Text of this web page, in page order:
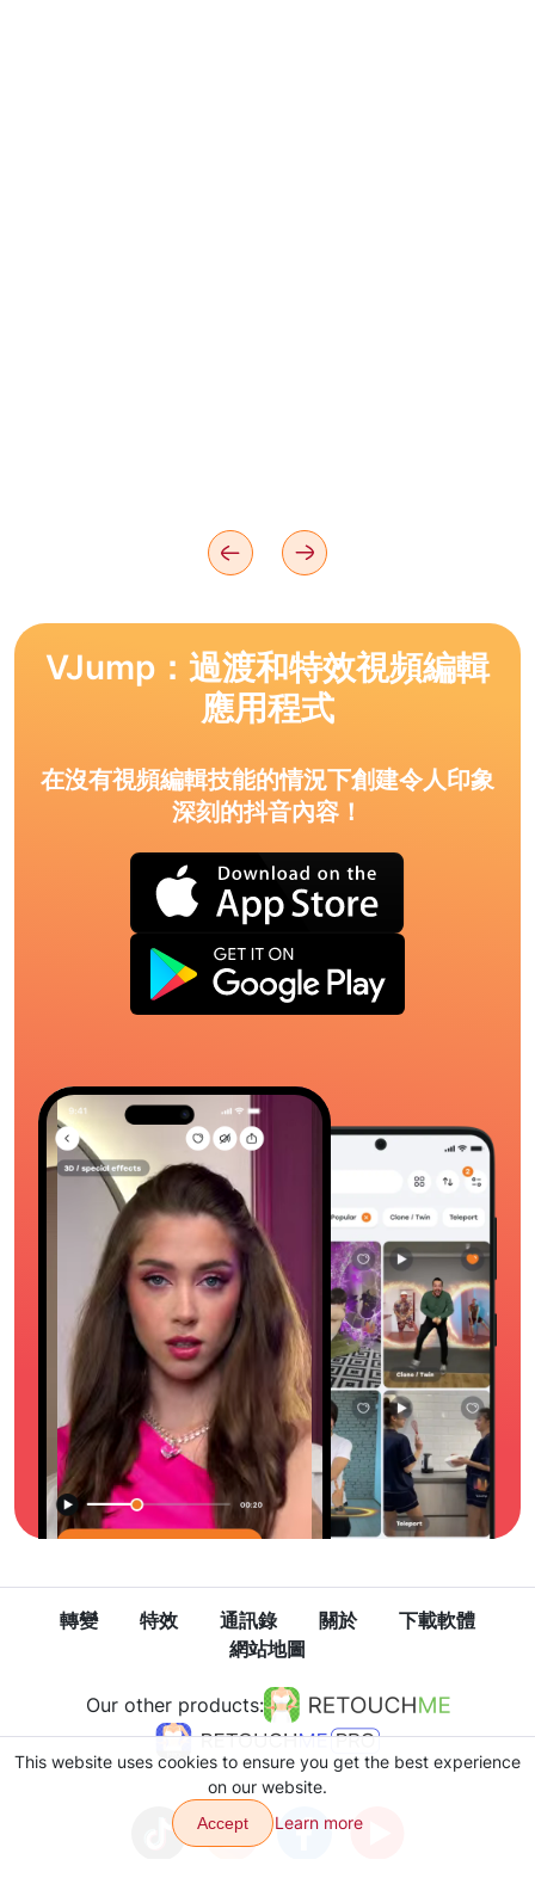
VJump：過渡和特效視頻編輯
應用程式
在沒有視頻編輯技能的情況下創建令人印象
深刻的抖音內容！
轉變 特效 通訊錄 關於
下載軟體
網站地圖
Our other products:
This website uses cookies to ensure you get the best experience
on our website.
Accept Learn more